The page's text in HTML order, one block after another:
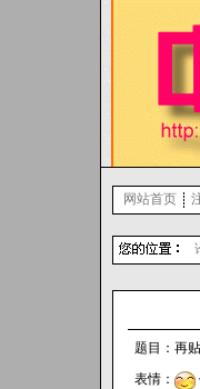
网站首页
题目：再
表情：